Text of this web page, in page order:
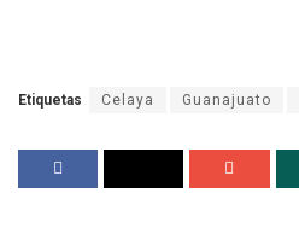
Etiquetas Celaya Guanajuato